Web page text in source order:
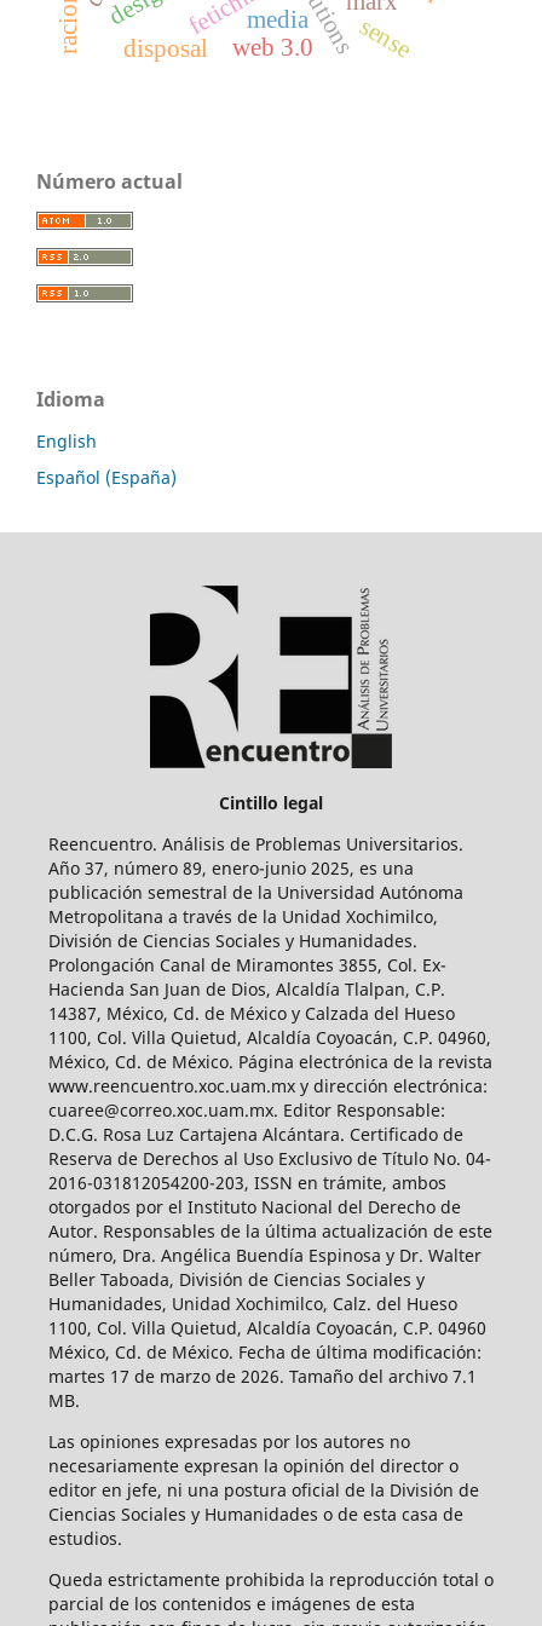
disposal
media
web 3.0 sense
Número actual
Idioma
English
Español (España)
Cintillo legal
Reencuentro. Análisis de Problemas Universitarios.
Año 37, número 89, enero-junio 2025, es una
publicación semestral de la Universidad Autónoma
Metropolitana a través de la Unidad Xochimilco,
División de Ciencias Sociales y Humanidades.
Prolongación Canal de Miramontes 3855, Col. Ex-
Hacienda San Juan de Dios, Alcaldía Tlalpan, C.P.
14387, México, Cd. de México y Calzada del Hueso
1100, Col. Villa Quietud, Alcaldía Coyoacán, C.P. 04960,
México, Cd. de México. Página electrónica de la revista
www.reencuentro.xoc.uam.mx y dirección electrónica:
cuaree@correo.xoc.uam.mx. Editor Responsable:
D.C.G. Rosa Luz Cartajena Alcántara. Certificado de
Reserva de Derechos al Uso Exclusivo de Título No. 04-
2016-031812054200-203, ISSN en trámite, ambos
otorgados por el Instituto Nacional del Derecho de
Autor. Responsables de la última actualización de este
número, Dra. Angélica Buendía Espinosa y Dr. Walter
Beller Taboada, División de Ciencias Sociales y
Humanidades, Unidad Xochimilco, Calz. del Hueso
1100, Col. Villa Quietud, Alcaldía Coyoacán, C.P. 04960
México, Cd. de México. Fecha de última modificación:
martes 17 de marzo de 2026. Tamaño del archivo 7.1
MB.
Las opiniones expresadas por los autores no
necesariamente expresan la opinión del director o
editor en jefe, ni una postura oficial de la División de
Ciencias Sociales y Humanidades o de esta casa de
estudios.
Queda estrictamente prohibida la reproducción total o
parcial de los contenidos e imágenes de esta